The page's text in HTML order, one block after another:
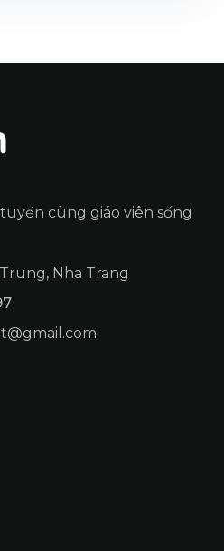
cùng giáo viên sống
Nha Trang